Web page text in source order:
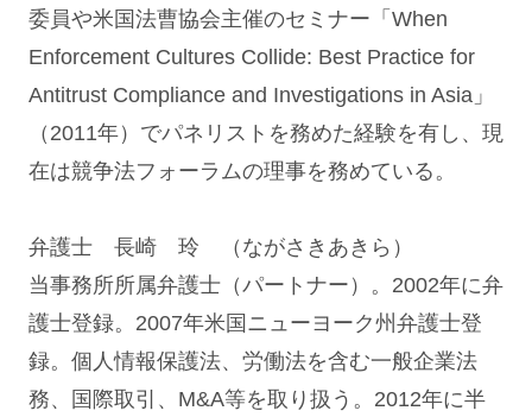
委員や米国法曹協会主催のセミナー「When
Enforcement Cultures Collide: Best Practice for
Antitrust Compliance and Investigations in Asia」
（2011年）でパネリストを務めた経験を有し、現
在は競争法フォーラムの理事を務めている。
弁護士 長崎 玲 （ながさきあきら）
当事務所所属弁護士（パートナー）。2002年に弁
護士登録。2007年米国ニューヨーク州弁護士登
録。個人情報保護法、労働法を含む一般企業法
務、国際取引、M&A等を取り扱う。2012年に半